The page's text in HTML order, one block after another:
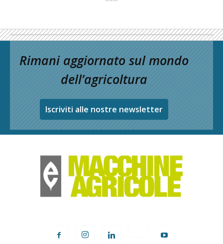
Rimani aggiornato sul mondo
dell’agricoltura
Iscriviti alle nostre newsletter